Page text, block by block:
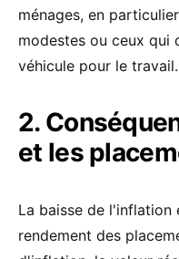
ménages, en
modestes ou ceux qui
véhicule pour le travail.
2.
et les
La baisse de l'inflation
rendement des